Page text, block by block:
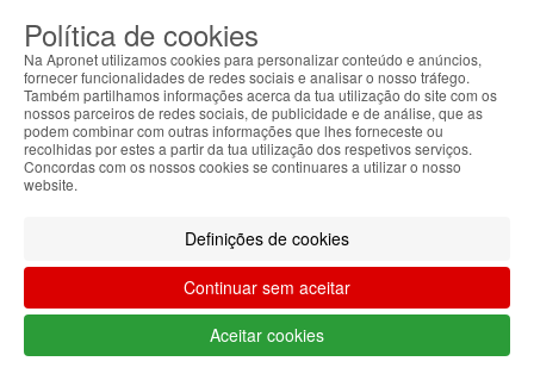
Refrigeração
Ver
todos
LGA775
LGA1155
Mobile
LGA2011
LGA1150
Política de cookies
Na Apronet utilizamos cookies para personalizar conteúdo e anúncios,
fornecer funcionalidades de redes sociais e analisar o nosso tráfego.
Também partilhamos informações acerca da tua utilização do site com os
nossos parceiros de redes sociais, de publicidade e de análise, que as
podem combinar com outras informações que lhes forneceste ou
recolhidas por estes a partir da tua utilização dos respetivos serviços.
Concordas com os nossos cookies se continuares a utilizar o nosso
website.
Definições de cookies
Continuar sem aceitar
Aceitar cookies